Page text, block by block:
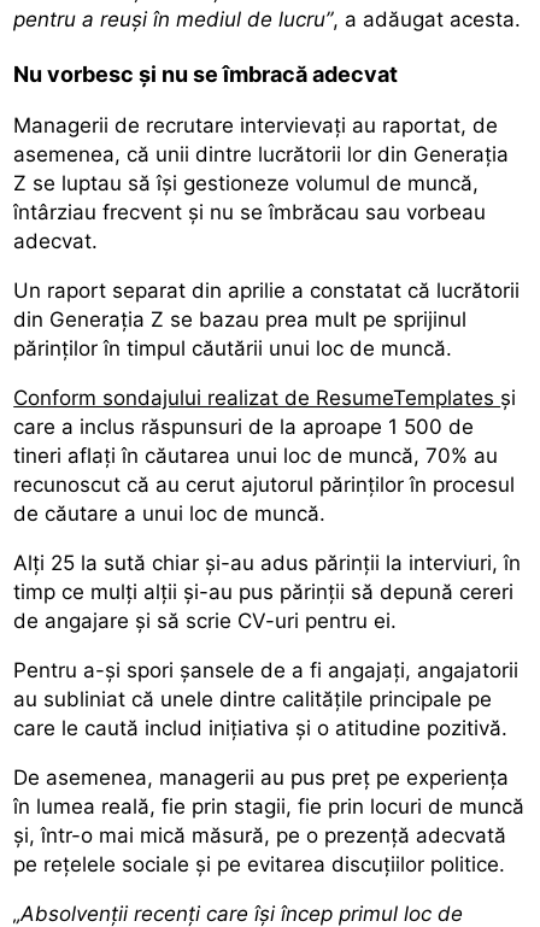
pentru a reuși în mediul de lucru”, a adăugat acesta.
Nu vorbesc și nu se îmbracă adecvat
Managerii de recrutare intervievați au raportat, de
asemenea, că unii dintre lucrătorii lor din Generația
Z se luptau să își gestioneze volumul de muncă,
întârziau frecvent și nu se îmbrăcau sau vorbeau
adecvat.
Un raport separat din aprilie a constatat că lucrătorii
din Generația Z se bazau prea mult pe sprijinul
părinților în timpul căutării unui loc de muncă.
Conform sondajului realizat de ResumeTemplates și
care a inclus răspunsuri de la aproape 1 500 de
tineri aflați în căutarea unui loc de muncă, 70% au
recunoscut că au cerut ajutorul părinților în procesul
de căutare a unui loc de muncă.
Alți 25 la sută chiar și-au adus părinții la interviuri, în
timp ce mulți alții și-au pus părinții să depună cereri
de angajare și să scrie CV-uri pentru ei.
Pentru a-și spori șansele de a fi angajați, angajatorii
au subliniat că unele dintre calitățile principale pe
care le caută includ inițiativa și o atitudine pozitivă.
De asemenea, managerii au pus preț pe experiența
în lumea reală, fie prin stagii, fie prin locuri de muncă
și, într-o mai mică măsură, pe o prezență adecvată
pe rețelele sociale și pe evitarea discuțiilor politice.
„Absolvenții recenți care își încep primul loc de